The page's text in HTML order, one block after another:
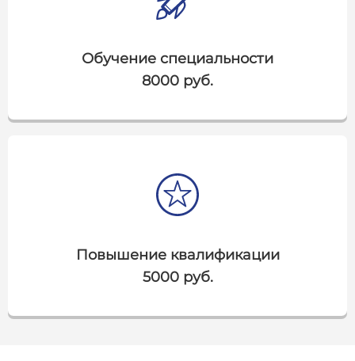
Обучение специальности
8000 руб.
Повышение квалификации
5000 руб.